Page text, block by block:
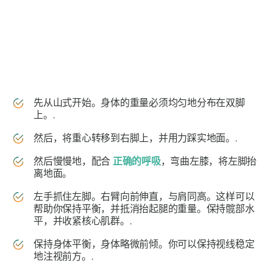
先从山式开始。身体的重量必须均匀地分布在双脚
上。.
然后，将重心转移到右脚上，并用力踩实地面。.
然后慢慢地，配合 正确的呼吸，弯曲左膝，将左脚抬
离地面。
左手抓住左脚。右臂向前伸直，与肩同高。这样可以
帮助你保持平衡，并抵消抬起腿的重量。保持髋部水
平，并收紧核心肌群。.
保持身体平衡，身体略微前倾。你可以保持视线稳定
地注视前方。.